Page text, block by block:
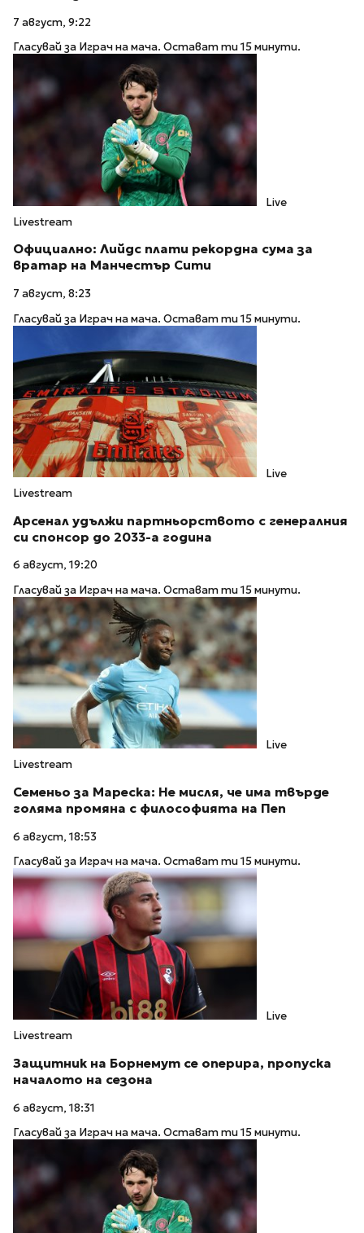
7 август, 9:22
Гласувай за Играч на мача. Остават ти 15 минути.
Live
Livestream
Официално: Лийдс плати рекордна сума за
вратар на Манчестър Сити
7 август, 8:23
Гласувай за Играч на мача. Остават ти 15 минути.
Live
Livestream
Арсенал удължи партньорството с генералния
си спонсор до 2033-а година
6 август, 19:20
Гласувай за Играч на мача. Остават ти 15 минути.
Live
Livestream
Семеньо за Мареска: Не мисля, че има твърде
голяма промяна с философията на Пеп
6 август, 18:53
Гласувай за Играч на мача. Остават ти 15 минути.
Live
Livestream
Защитник на Борнемут се оперира, пропуска
началото на сезона
6 август, 18:31
Гласувай за Играч на мача. Остават ти 15 минути.